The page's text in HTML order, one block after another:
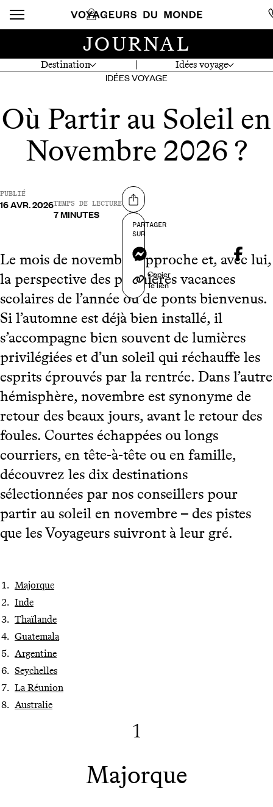
Destination Idées voyage
JOURNAL
IDÉES VOYAGE
Où Partir au Soleil en
Novembre 2026 ?
PUBLIÉ
16 AVR. 2026TEMPS DE LECTURE
7 MINUTES
Partager sur
PARTAGER
SUR
Messenger
Copier
le lien
Le mois de novembre approche et, avec lui,
la perspective des premières vacances
scolaires de l’année ou de ponts bienvenus.
Si l’automne est déjà bien installé, il
s’accompagne bien souvent de lumières
privilégiées et d’un soleil qui réchauffe les
esprits éprouvés par la rentrée. Dans l’autre
hémisphère, novembre est synonyme de
retour des beaux jours, avant le retour des
foules. Courtes échappées ou longs
courriers, en tête-à-tête ou en famille,
découvrez les dix destinations
sélectionnées par nos conseillers pour
partir au soleil en novembre – des pistes
que les Voyageurs suivront à leur gré.
Majorque
Inde
Thaïlande
Guatemala
Argentine
Seychelles
La Réunion
Australie
1
Majorque